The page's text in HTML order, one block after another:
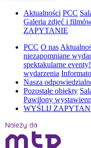
Aktualności PCC
Galeria zdjęć i
ZAPYTANIE
PCC O nas
niezapomniane
spektakularne eventy!
wydarzenia
Nasza
Pozostałe obiekty
Pawilony
WYŚLIJ